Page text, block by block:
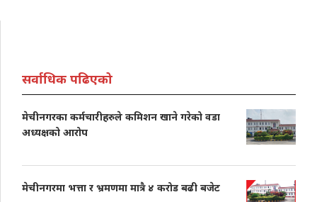
सर्वाधिक पढिएको
मेचीनगरका कर्मचारीहरुले कमिशन खाने गरेको वडा
अध्यक्षको आरोप
मेचीनगरमा भत्ता र भ्रमणमा मात्रै ४ करोड बढी बजेट